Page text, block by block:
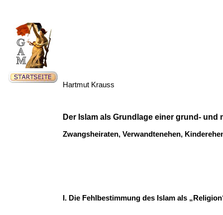
Hartmut Krauss
Der Islam als Grundlage einer grund-
Zwangsheiraten, Verwandtenehen,
I. Die Fehlbestimmung des Islam als